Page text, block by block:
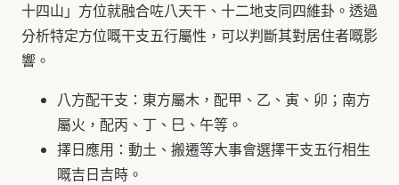
十四山」方位就融合咗八天干、十二地支同四維卦。透過
分析特定方位嘅干支五行屬性，可以判斷其對居住者嘅影
響。
八方配干支：東方屬木，配甲、乙、寅、卯；南方
屬火，配丙、丁、巳、午等。
擇日應用：動土、搬遷等大事會選擇干支五行相生
嘅吉日吉時。